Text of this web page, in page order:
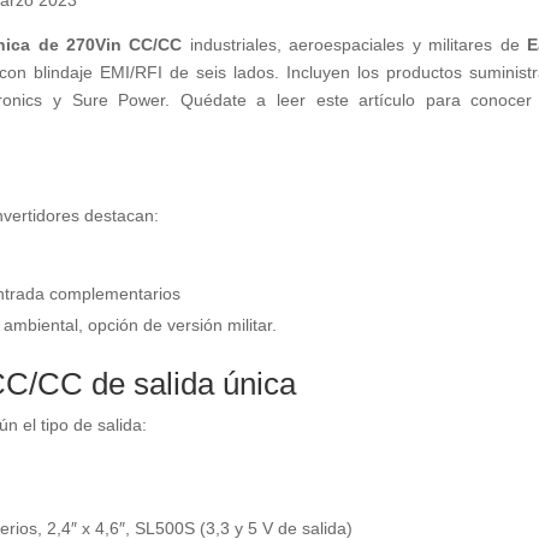
de 270Vin CC/CC industriales, aeroespaciales y militares de
blindaje EMI/RFI de seis lados. Incluyen los productos
y Sure Power. Quédate a leer este artículo para conocer
destacan:
complementarios
opción de versión militar.
CC de salida única
el tipo de salida:
2,4″ x 4,6″, SL500S (3,3 y 5 V de salida)